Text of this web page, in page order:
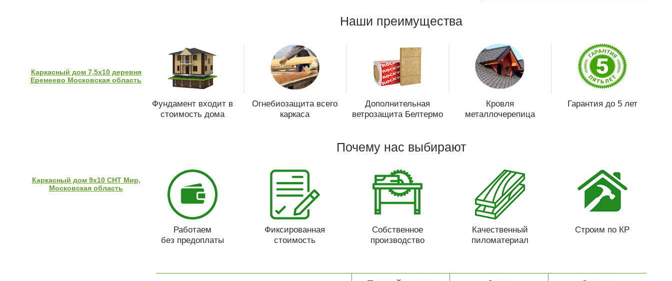
Наши преимущества
Фундамент входит в
стоимость дома
Огнебиозащита всего
каркаса
Дополнительная
ветрозащита Белтермо
Кровля
металлочерепица
Гарантия до 5 лет
Почему нас выбирают
Работаем
без предоплаты
Фиксированная
стоимость
Собственное
производство
Качественный
пиломатериал
Строим по КР
Каркасный дом 7,5х10 деревня
Еремеево Московская область
Каркасный дом 9х10 СНТ Мир,
Московская область